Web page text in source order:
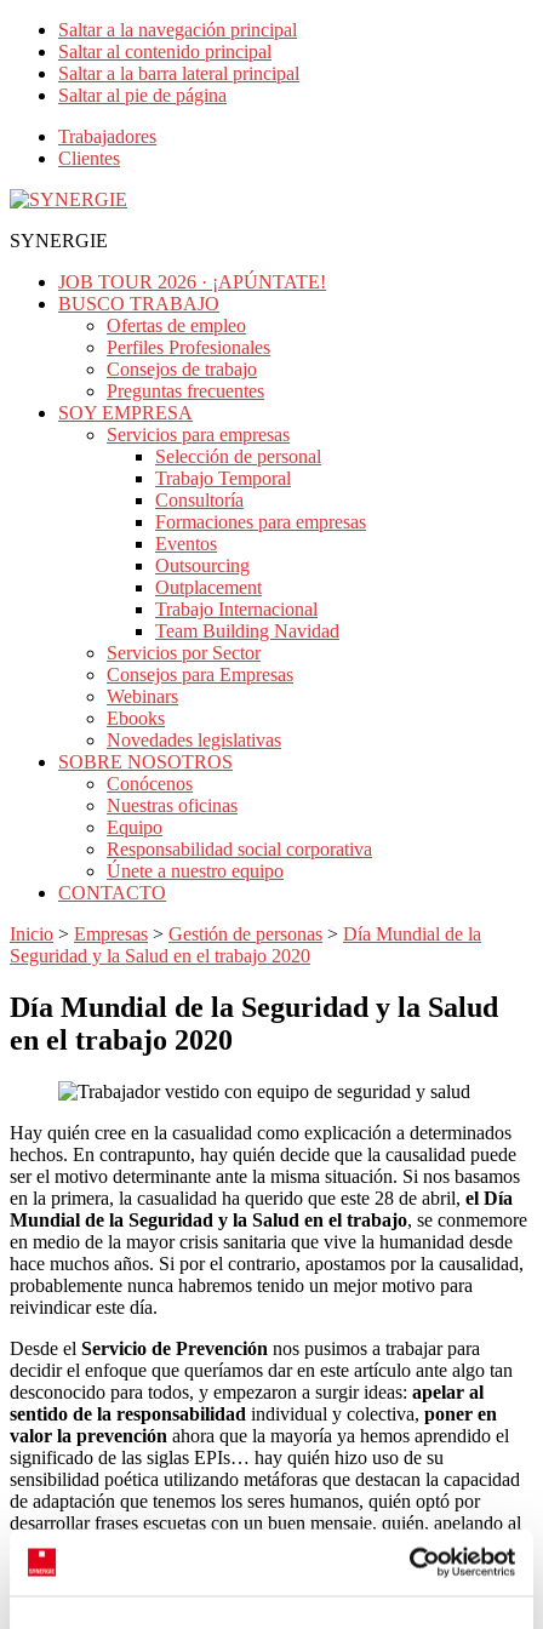
Saltar a la navegación principal
Saltar al contenido principal
Saltar a la barra lateral principal
Saltar al pie de página
Trabajadores
Clientes
SYNERGIE
JOB TOUR 2026 · ¡APÚNTATE!
BUSCO TRABAJO
Ofertas de empleo
Perfiles Profesionales
Consejos de trabajo
Preguntas frecuentes
SOY EMPRESA
Servicios para empresas
Selección de personal
Trabajo Temporal
Consultoría
Formaciones para empresas
Eventos
Outsourcing
Outplacement
Trabajo Internacional
Team Building Navidad
Servicios por Sector
Consejos para Empresas
Webinars
Ebooks
Novedades legislativas
SOBRE NOSOTROS
Conócenos
Nuestras oficinas
Equipo
Responsabilidad social corporativa
Únete a nuestro equipo
CONTACTO
Inicio > Empresas > Gestión de personas > Día Mundial de la
Seguridad y la Salud en el trabajo 2020
Día Mundial de la Seguridad y la Salud
en el trabajo 2020
Hay quién cree en la casualidad como explicación a determinados
hechos. En contrapunto, hay quién decide que la causalidad puede
ser el motivo determinante ante la misma situación. Si nos basamos
en la primera, la casualidad ha querido que este 28 de abril, el Día
Mundial de la Seguridad y la Salud en el trabajo, se conmemore
en medio de la mayor crisis sanitaria que vive la humanidad desde
hace muchos años. Si por el contrario, apostamos por la causalidad,
probablemente nunca habremos tenido un mejor motivo para
reivindicar este día.
Desde el Servicio de Prevención nos pusimos a trabajar para
decidir el enfoque que queríamos dar en este artículo ante algo tan
desconocido para todos, y empezaron a surgir ideas: apelar al
sentido de la responsabilidad individual y colectiva, poner en
valor la prevención ahora que la mayoría ya hemos aprendido el
significado de las siglas EPIs… hay quién hizo uso de su
sensibilidad poética utilizando metáforas que destacan la capacidad
de adaptación que tenemos los seres humanos, quién optó por
desarrollar frases escuetas con un buen mensaje, quién, apelando al
optimismo, iba recordando que esto pasará…